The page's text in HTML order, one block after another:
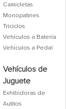
Camicletas
Monopatines
Triciclos
Vehículos a Batería
Vehículos a Pedal
Vehículos de
Juguete
Exhibidoras de
Autitos